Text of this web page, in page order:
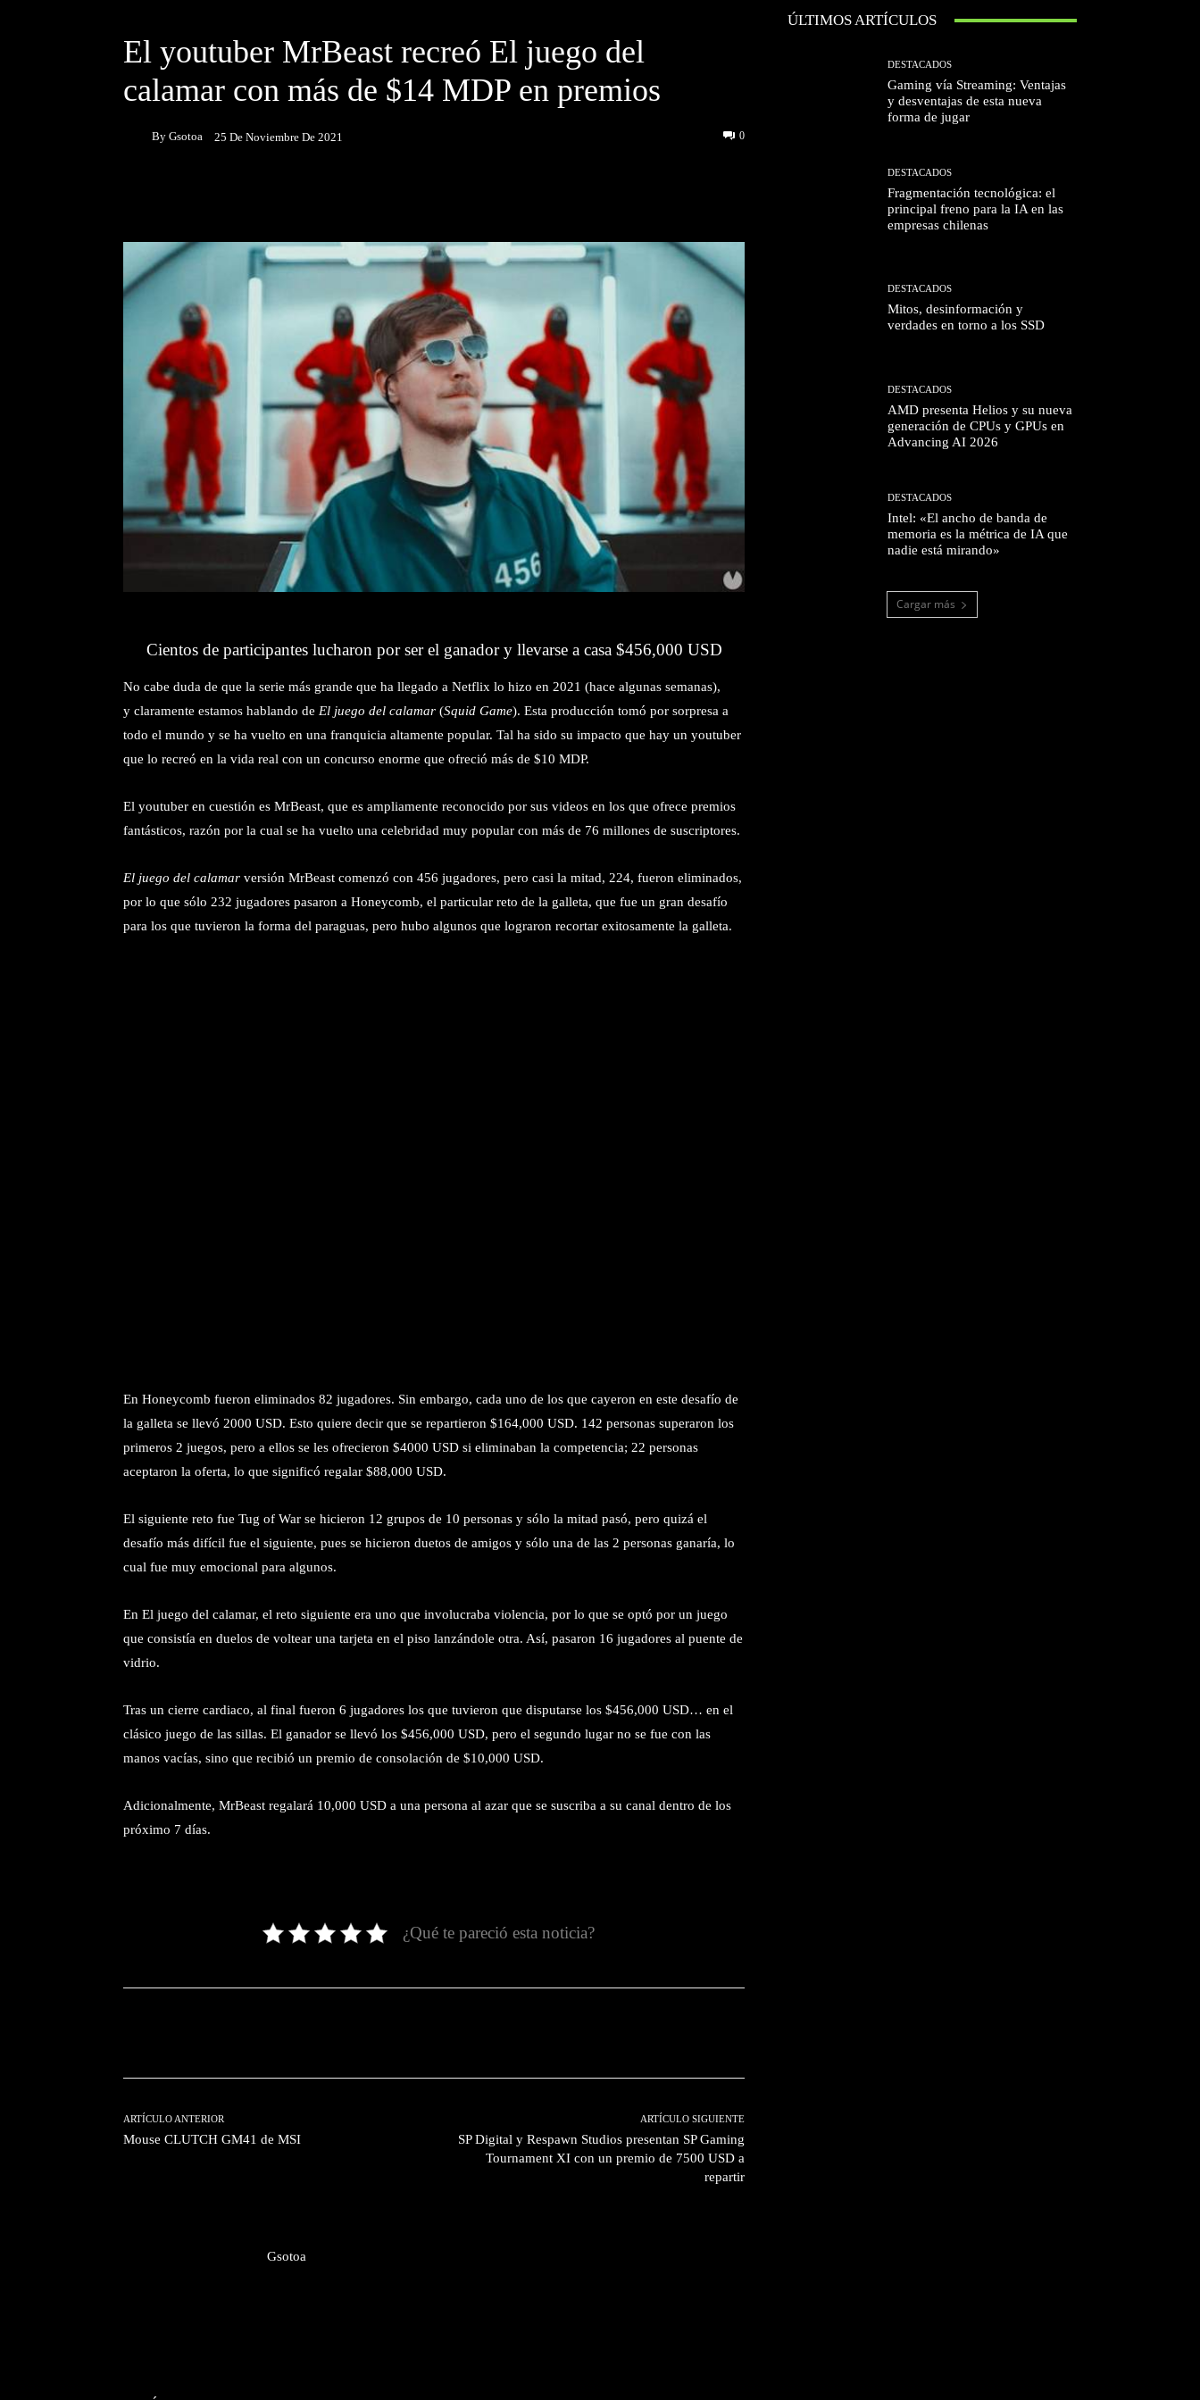
El youtuber MrBeast recreó El juego del
calamar con más de $14 MDP en premios
By Gsotoa 25 De Noviembre De 2021 0
Cientos de participantes lucharon por ser el ganador y llevarse a casa $456,000 USD
No cabe duda de que la serie más grande que ha llegado a Netflix lo hizo en 2021 (hace algunas semanas),
y claramente estamos hablando de El juego del calamar (Squid Game). Esta producción tomó por sorpresa a
todo el mundo y se ha vuelto en una franquicia altamente popular. Tal ha sido su impacto que hay un youtuber
que lo recreó en la vida real con un concurso enorme que ofreció más de $10 MDP.
El youtuber en cuestión es MrBeast, que es ampliamente reconocido por sus videos en los que ofrece premios
fantásticos, razón por la cual se ha vuelto una celebridad muy popular con más de 76 millones de suscriptores.
El juego del calamar versión MrBeast comenzó con 456 jugadores, pero casi la mitad, 224, fueron eliminados,
por lo que sólo 232 jugadores pasaron a Honeycomb, el particular reto de la galleta, que fue un gran desafío
para los que tuvieron la forma del paraguas, pero hubo algunos que lograron recortar exitosamente la galleta.
En Honeycomb fueron eliminados 82 jugadores. Sin embargo, cada uno de los que cayeron en este desafío de
la galleta se llevó 2000 USD. Esto quiere decir que se repartieron $164,000 USD. 142 personas superaron los
primeros 2 juegos, pero a ellos se les ofrecieron $4000 USD si eliminaban la competencia; 22 personas
aceptaron la oferta, lo que significó regalar $88,000 USD.
El siguiente reto fue Tug of War se hicieron 12 grupos de 10 personas y sólo la mitad pasó, pero quizá el
desafío más difícil fue el siguiente, pues se hicieron duetos de amigos y sólo una de las 2 personas ganaría, lo
cual fue muy emocional para algunos.
En El juego del calamar, el reto siguiente era uno que involucraba violencia, por lo que se optó por un juego
que consistía en duelos de voltear una tarjeta en el piso lanzándole otra. Así, pasaron 16 jugadores al puente de
vidrio.
Tras un cierre cardiaco, al final fueron 6 jugadores los que tuvieron que disputarse los $456,000 USD… en el
clásico juego de las sillas. El ganador se llevó los $456,000 USD, pero el segundo lugar no se fue con las
manos vacías, sino que recibió un premio de consolación de $10,000 USD.
Adicionalmente, MrBeast regalará 10,000 USD a una persona al azar que se suscriba a su canal dentro de los
próximo 7 días.
¿Qué te pareció esta noticia?
ARTÍCULO ANTERIOR
Mouse CLUTCH GM41 de MSI
ARTÍCULO SIGUIENTE
SP Digital y Respawn Studios presentan SP Gaming
Tournament XI con un premio de 7500 USD a
repartir
Gsotoa
ÚLTIMOS ARTÍCULOS
DESTACADOS
Gaming vía Streaming: Ventajas
y desventajas de esta nueva
forma de jugar
DESTACADOS
Fragmentación tecnológica: el
principal freno para la IA en las
empresas chilenas
DESTACADOS
Mitos, desinformación y
verdades en torno a los SSD
DESTACADOS
AMD presenta Helios y su nueva
generación de CPUs y GPUs en
Advancing AI 2026
DESTACADOS
Intel: «El ancho de banda de
memoria es la métrica de IA que
nadie está mirando»
Cargar más